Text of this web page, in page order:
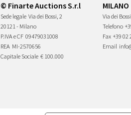
© Finarte Auctions S.r.l
Sede legale Via dei Bossi, 2
20121 - Milano
P.IVA e CF 09479031008
REA MI-2570656
Capitale Sociale € 100.000
MILANO
Via dei
Telefono
Fax +39 02
Email